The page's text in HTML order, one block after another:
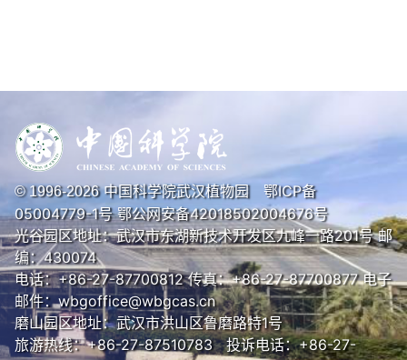
© 1996-2026中国科学院武汉植物园 鄂ICP备
05004779-1号鄂公网安备42018502004676号
光谷园区地址：武汉市东湖新技术开发区九峰一路201号 邮
编：430074
电话：+86-27-87700812 传真：+86-27-87700877 电子
邮件：wbgoffice@wbgcas.cn
磨山园区地址：武汉市洪山区鲁磨路特1号
旅游热线：+86-27-87510783 投诉电话：+86-27-